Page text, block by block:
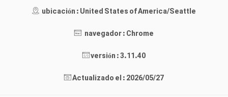
ubicación : United States of America/Seattle
navegador : Chrome
versión : 3.11.40
Actualizado el : 2026/05/27